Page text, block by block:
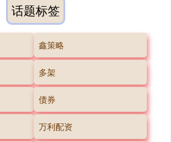
话题标签
鑫策略
多架
债券
万利配资